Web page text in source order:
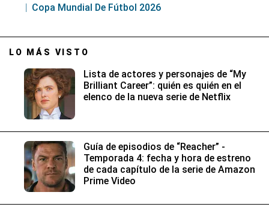
Copa Mundial De Fútbol 2026
LO MÁS VISTO
Lista de actores y personajes de “My
Brilliant Career”: quién es quién en el
elenco de la nueva serie de Netflix
Guía de episodios de “Reacher” -
Temporada 4: fecha y hora de estreno
de cada capítulo de la serie de Amazon
Prime Video